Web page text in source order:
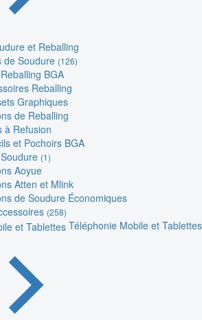
et Reballing
de Soudure (126)
BGA
Reballing
Graphiques
de Reballing
à Refusion
et Pochoirs BGA
(1)
Aoyue
Atten et Mlink
de Soudure Économiques
(258)
Téléphonie Mobile et Tablettes